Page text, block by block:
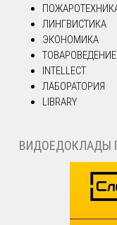
ЛИНГВИСТИКА
ЭКОНОМИКА
ТОВАРОВЕДЕНИЕ
INTELLECT
ЛАБОРАТОРИЯ
LIBRARY
ВИДОЕДОКЛАДЫ